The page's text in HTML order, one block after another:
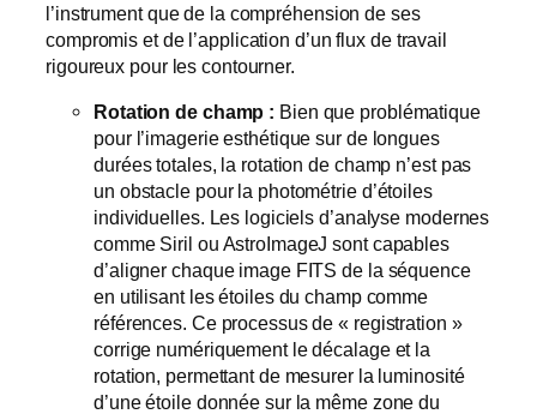
l’instrument que de la compréhension de ses
compromis et de l’application d’un flux de travail
rigoureux pour les contourner.
Rotation de champ : Bien que problématique
pour l’imagerie esthétique sur de longues
durées totales, la rotation de champ n’est pas
un obstacle pour la photométrie d’étoiles
individuelles. Les logiciels d’analyse modernes
comme Siril ou AstroImageJ sont capables
d’aligner chaque image FITS de la séquence
en utilisant les étoiles du champ comme
références. Ce processus de « registration »
corrige numériquement le décalage et la
rotation, permettant de mesurer la luminosité
d’une étoile donnée sur la même zone du